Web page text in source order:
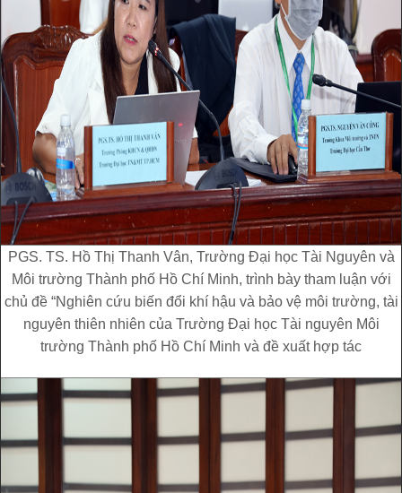
PGS. TS. Hồ Thị Thanh Vân, Trường Đại học Tài Nguyên và
Môi trường Thành phố Hồ Chí Minh, trình bày tham luận với
chủ đề “Nghiên cứu biến đổi khí hậu và bảo vệ môi trường, tài
nguyên thiên nhiên của Trường Đại học Tài nguyên Môi
trường Thành phố Hồ Chí Minh và đề xuất hợp tác